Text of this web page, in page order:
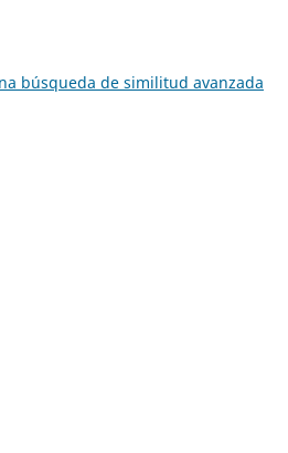
búsqueda de similitud avanzada